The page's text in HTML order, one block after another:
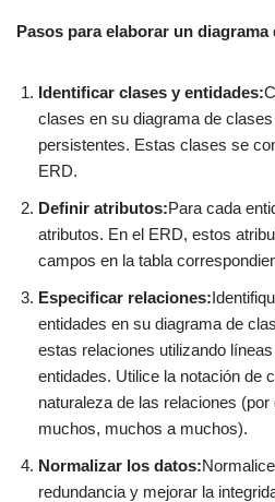
Pasos para elaborar un diagrama
Identificar clases y entidades:
clases en su diagrama de
persistentes. Estas clases se
ERD.
Definir atributos:Para cada
atributos. En el ERD, estos
campos en la tabla
Especificar relaciones:
entidades en su diagrama de
estas relaciones utilizando
entidades. Utilice la notación de
naturaleza de las relaciones
muchos, muchos a muchos).
Normalizar los datos:
redundancia y mejorar la